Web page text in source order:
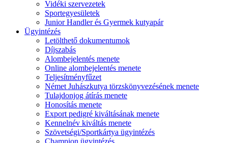
Vidéki szervezetek
Sportegyesületek
Junior Handler és Gyermek kutyapár
Ügyintézés
Letölthető dokumentumok
Díjszabás
Alombejelentés menete
Online alombejelentés menete
Teljesítményfűzet
Német Juhászkutya törzskönyvezésének menete
Tulajdonjog átírás menete
Honosítás menete
Export pedigré kiváltásának menete
Kennelnév kiváltás menete
Szövetségi/Sportkártya ügyintézés
Champion ügyintézés